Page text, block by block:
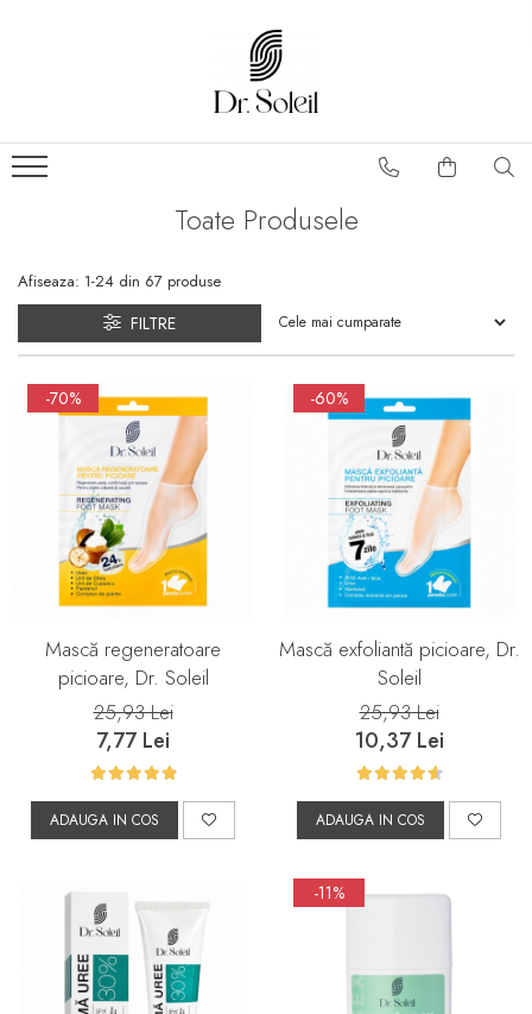
Toate Produsele
Afiseaza: 1-24 din 67 produse
FILTRE
-70%
Mască regeneratoare
picioare, Dr. Soleil
25,93 Lei
7,77 Lei
ADAUGA IN COS
-60%
Mască exfoliantă picioare, Dr.
Soleil
25,93 Lei
10,37 Lei
ADAUGA IN COS
-11%